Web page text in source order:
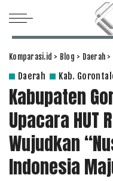
Komparasi.id > Blog > Daerah >
Daerah Kab.
Kabupaten
Upacara HUT
Wujudkan
Indonesia